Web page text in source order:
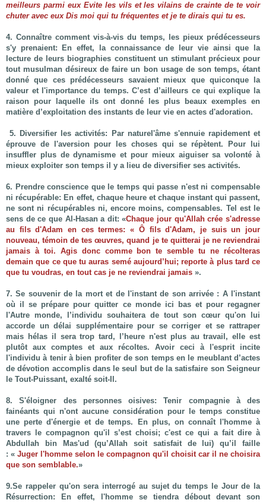
meilleurs parmi eux Evite les vils et les vilains de crainte de te voir
chuter avec eux Dis moi qui tu fréquentes et je te dirais qui tu es.
4. Connaître comment vis-à-vis du temps, les pieux prédécesseurs
s'y prenaient:
En effet, la connaissance de leur vie ainsi que la
lecture de leurs biographies constituent un stimulant précieux pour
tout musulman désireux de faire un bon usage de son temps, étant
donné que ces prédécesseurs savaient mieux que quiconque la
valeur et l'importance du temps. C’est d’ailleurs ce qui explique la
raison pour laquelle ils ont donné les plus beaux exemples en
matière d’exploitation des instants de leur vie en actes d'adoration.
5. Diversifier les activités:
Par naturel'âme s'ennuie rapidement et
éprouve de l'aversion pour les choses qui se répètent. Pour lui
insuffler plus de dynamisme et pour mieux aiguiser sa volonté à
mieux exploiter son temps il y a lieu de diversifier ses activités.
6. Prendre conscience que le temps qui passe n'est ni compensable
ni récupérable: En effet, chaque heure et chaque instant qui passent,
ne sont ni récupérables ni, encore moins, compensables. Tel est le
sens de ce que Al-Hasan a dit: «Chaque jour qu'Allah crée s'adresse
au fils d'Adam en ces termes: « Ô fils d'Adam, je suis un jour
nouveau, témoin de tes œuvres, quand je te quitterai je ne reviendrai
jamais à toi. Agis donc comme bon te semble tu ne récolteras
demain que ce que tu auras semé aujourd’hui; reporte à plus tard ce
que tu voudras, en tout cas je ne reviendrai jamais ».
7. Se souvenir de la mort et de l'instant de son arrivée : A l'instant
où il se prépare pour quitter ce monde ici bas et pour regagner
l'Autre monde, l’individu souhaitera de tout son cœur qu'on lui
accorde un délai supplémentaire pour se corriger et se rattraper
mais hélas il sera trop tard, l’heure n'est plus au travail, elle est
plutôt aux comptes et aux récoltes. Avoir ceci à l'esprit incite
l'individu à tenir à bien profiter de son temps en le meublant d’actes
de dévotion accomplis dans le seul but de la satisfaire son Seigneur
le Tout-Puissant, exalté soit-Il.
8. S'éloigner des personnes oisives:
Tenir compagnie à des
fainéants qui n'ont aucune considération pour le temps constitue
une perte d'énergie et de temps. En plus, on connaît l'homme à
travers le compagnon qu'il s’est choisi; c'est ce qui a fait dire à
Abdullah bin Mas'ud (qu’Allah soit satisfait de lui) qu’il faille
: « Juger l'homme selon le compagnon qu'il choisit car il ne choisira
que son semblable.»
9.Se rappeler qu'on sera interrogé au sujet du temps le Jour de la
Résurrection:
En effet, l'homme se tiendra débout devant son